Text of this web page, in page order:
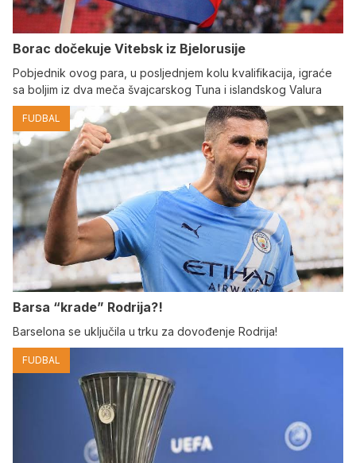
Borac dočekuje Vitebsk iz Bjelorusije
Pobjednik ovog para, u posljednjem kolu kvalifikacija, igraće
sa boljim iz dva meča švajcarskog Tuna i islandskog Valura
FUDBAL
Barsa “krade” Rodrija?!
Barselona se uključila u trku za dovođenje Rodrija!
FUDBAL